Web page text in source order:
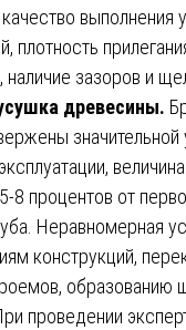
выполнения
плотность
наличие зазоров и
древесины.
значительной
8 процентов от
Неравномерная
конструкций,
образованию
проведении